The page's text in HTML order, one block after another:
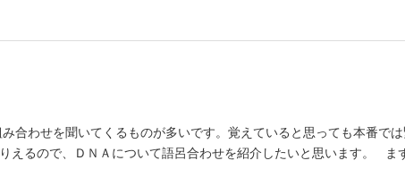
合わせを聞いてくるものが多いです。覚えていると思っても本番で
えるので、ＤＮＡについて語呂合わせを紹介したいと思います。 ま